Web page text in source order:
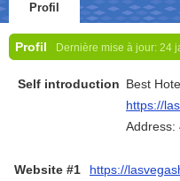
Profil
Profil Dernière mise à jour: 24
Self introduction Best
https://
Address:
Website #1 https://